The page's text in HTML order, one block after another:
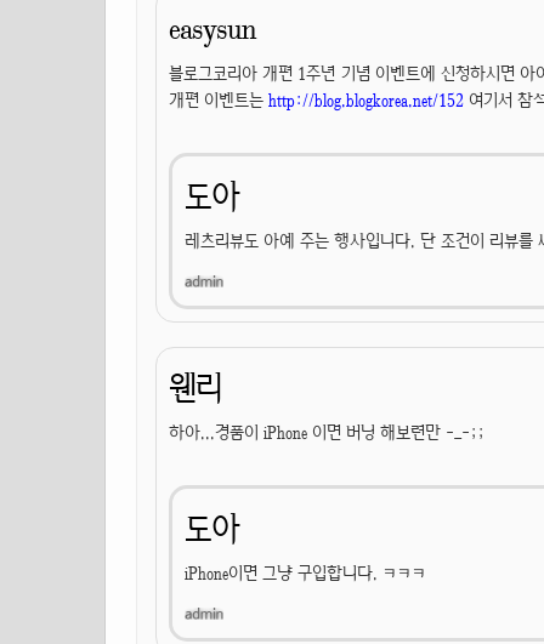
easysun
블로그코리아 개편 1주년 기념 이벤트에 신청하시면
개편 이벤트는 http://blog.blogkorea.net/152 여기서 참
도아
레츠리뷰도 아예 주는 행사입니다. 단 조건이 리뷰를
웬리
하아...경품이 iPhone 이면 버닝 해보련만 -_-;;
도아
iPhone이면 그냥 구입합니다. ㅋㅋㅋ